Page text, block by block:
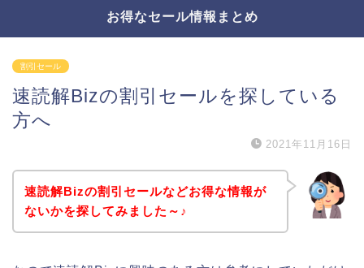
お得なセール情報まとめ
割引セール
速読解Bizの割引セールを探している
方へ
2021年11月16日
速読解Bizの割引セールなどお得な情報が
ないかを探してみました～♪